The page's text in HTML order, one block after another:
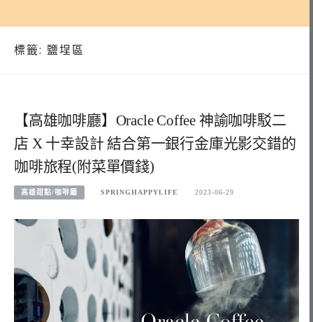
標籤: 鹽埕區
【高雄咖啡廳】Oracle Coffee 神諭咖啡駁二
店 X 十幸設計 結合第一銀行金庫光影交錯的
咖啡旅程(附菜單價錢)
高雄甜點/咖啡廳 SPRINGHAPPYLIFE 2023-06-29